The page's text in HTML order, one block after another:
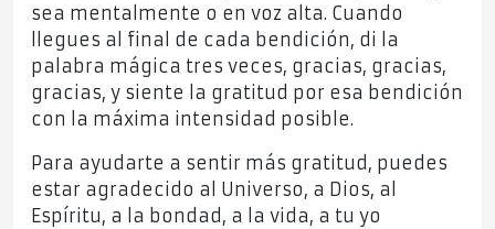
sea mentalmente o en voz alta. Cuando
llegues al final de cada bendición, di la
palabra mágica tres veces, gracias, gracias,
gracias, y siente la gratitud por esa bendición
con la máxima intensidad posible.
Para ayudarte a sentir más gratitud, puedes
estar agradecido al Universo, a Dios, al
Espíritu, a la bondad, a la vida, a tu yo